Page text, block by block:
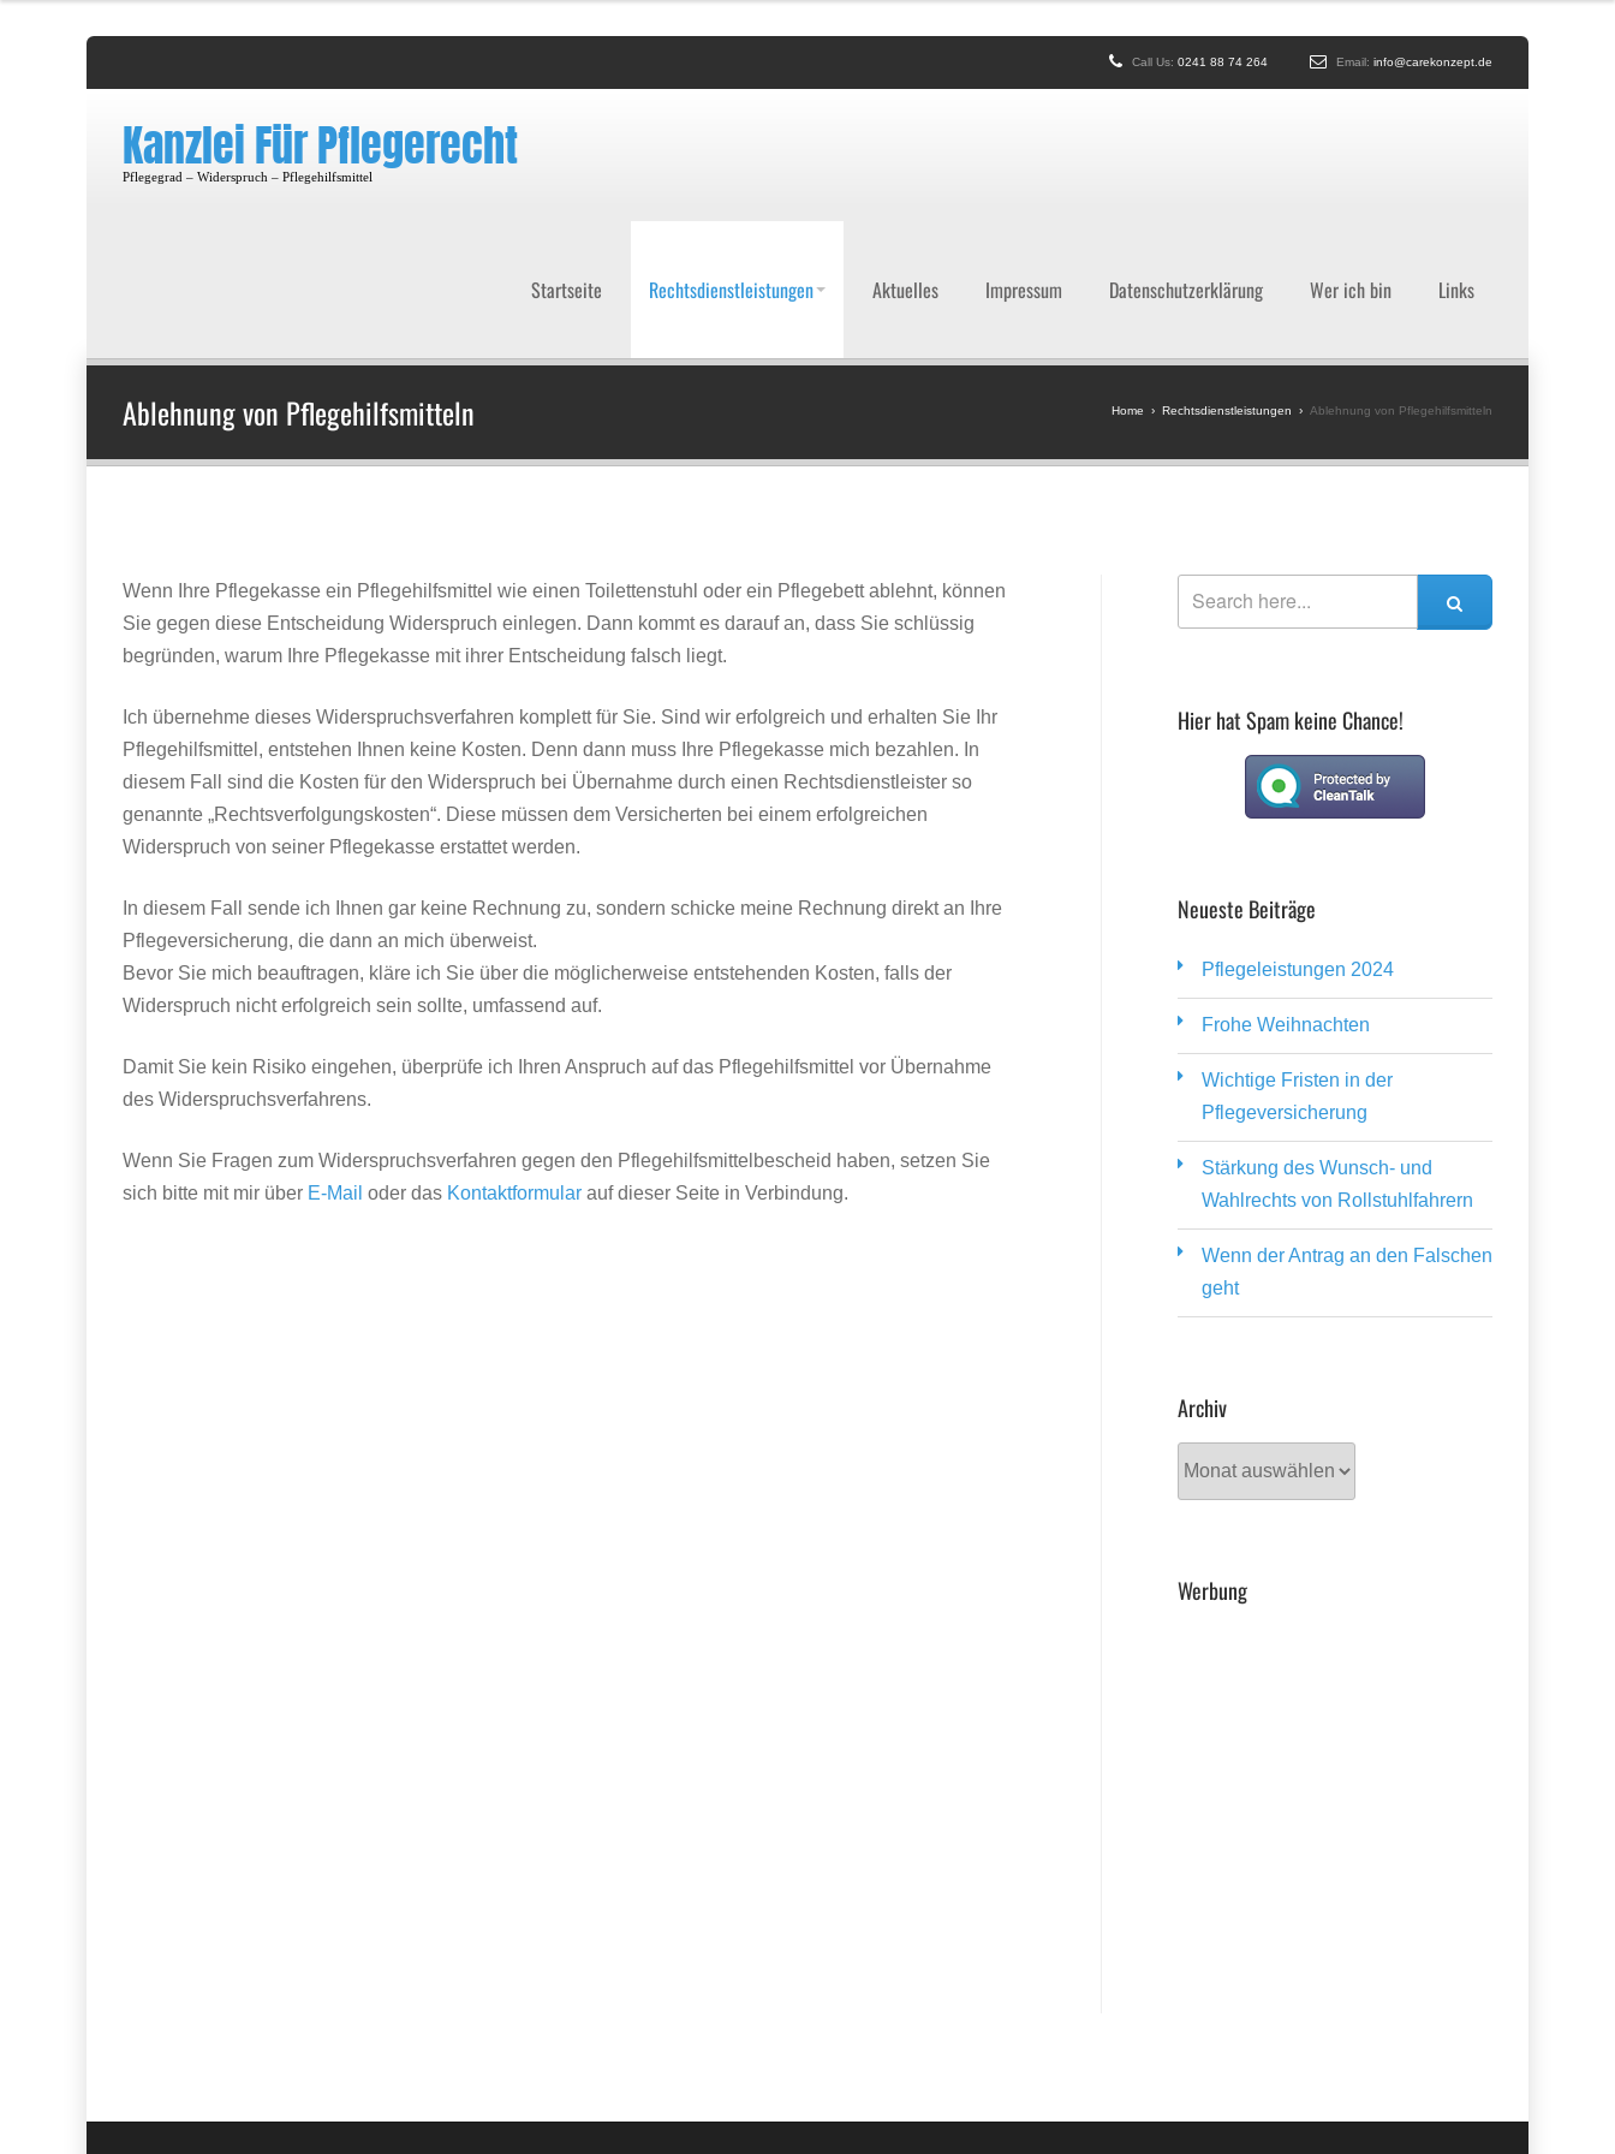
Call Us: 0241 88 74 264 Email: info@carekonzept.de
Kanzlei Für Pflegerecht
Pflegegrad – Widerspruch – Pflegehilfsmittel
Startseite Rechtsdienstleistungen Aktuelles Impressum Datenschutzerklärung Wer ich bin Links
Ablehnung von Pflegehilfsmitteln Home › Rechtsdienstleistungen › Ablehnung von Pflegehilfsmitteln
Wenn Ihre Pflegekasse ein Pflegehilfsmittel wie einen Toilettenstuhl oder ein Pflegebett ablehnt, können
Sie gegen diese Entscheidung Widerspruch einlegen. Dann kommt es darauf an, dass Sie schlüssig
begründen, warum Ihre Pflegekasse mit ihrer Entscheidung falsch liegt.
Ich übernehme dieses Widerspruchsverfahren komplett für Sie. Sind wir erfolgreich und erhalten Sie Ihr
Pflegehilfsmittel, entstehen Ihnen keine Kosten. Denn dann muss Ihre Pflegekasse mich bezahlen. In
diesem Fall sind die Kosten für den Widerspruch bei Übernahme durch einen Rechtsdienstleister so
genannte „Rechtsverfolgungskosten“. Diese müssen dem Versicherten bei einem erfolgreichen
Widerspruch von seiner Pflegekasse erstattet werden.
In diesem Fall sende ich Ihnen gar keine Rechnung zu, sondern schicke meine Rechnung direkt an Ihre
Pflegeversicherung, die dann an mich überweist.
Bevor Sie mich beauftragen, kläre ich Sie über die möglicherweise entstehenden Kosten, falls der
Widerspruch nicht erfolgreich sein sollte, umfassend auf.
Damit Sie kein Risiko eingehen, überprüfe ich Ihren Anspruch auf das Pflegehilfsmittel vor Übernahme
des Widerspruchsverfahrens.
Wenn Sie Fragen zum Widerspruchsverfahren gegen den Pflegehilfsmittelbescheid haben, setzen Sie
sich bitte mit mir über E-Mail oder das Kontaktformular auf dieser Seite in Verbindung.
Hier hat Spam keine Chance!
Neueste Beiträge
Pflegeleistungen 2024
Frohe Weihnachten
Wichtige Fristen in der
Pflegeversicherung
Stärkung des Wunsch- und
Wahlrechts von Rollstuhlfahrern
Wenn der Antrag an den Falschen
geht
Archiv
Werbung